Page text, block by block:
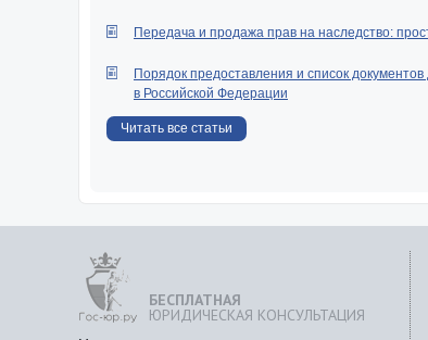
Передача и продажа прав на наследство:
Порядок предоставления и список
в Российской Федерации
Читать все статьи
БЕСПЛАТНАЯ
ЮРИДИЧЕСКАЯ КОНСУЛЬТАЦИЯ